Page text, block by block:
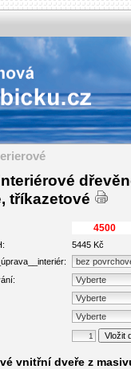
tříkazetové
5445 Kč
vnitřní dveře z